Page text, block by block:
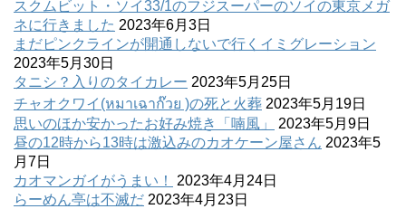
スクムビット・ソイ33/1のフジスーパーのソイの東京メガ
ネに行きました 2023年6月3日
まだピンクラインが開通しないで行くイミグレーション
2023年5月30日
タニシ？入りのタイカレー 2023年5月25日
チャオクワイ(หมาเฉาก๊วย )の死と火葬 2023年5月19日
思いのほか安かったお好み焼き「喃風」
2023年5月9日
昼の12時から13時は激込みのカオケーン屋さん 2023年5
月7日
カオマンガイがうまい！
2023年4月24日
らーめん亭は不滅だ 2023年4月23日